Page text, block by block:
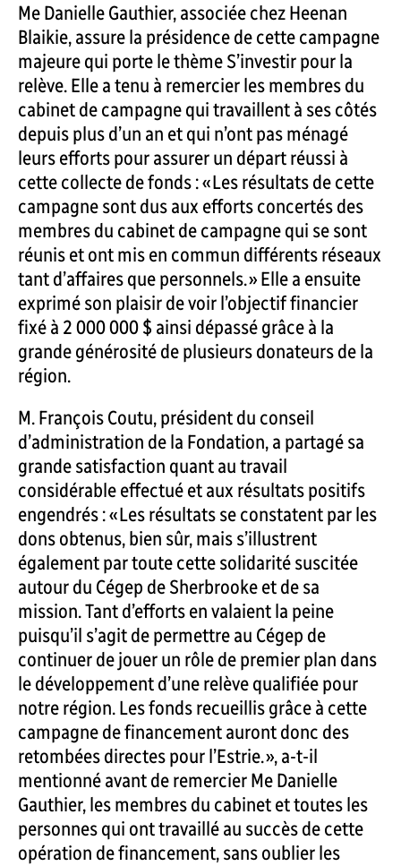
Me Danielle Gauthier, associée chez Heenan
Blaikie, assure la présidence de cette campagne
majeure qui porte le thème S’investir pour la
relève. Elle a tenu à remercier les membres du
cabinet de campagne qui travaillent à ses côtés
depuis plus d’un an et qui n’ont pas ménagé
leurs efforts pour assurer un départ réussi à
cette collecte de fonds : « Les résultats de cette
campagne sont dus aux efforts concertés des
membres du cabinet de campagne qui se sont
réunis et ont mis en commun différents réseaux
tant d’affaires que personnels. » Elle a ensuite
exprimé son plaisir de voir l’objectif financier
fixé à 2 000 000 $ ainsi dépassé grâce à la
grande générosité de plusieurs donateurs de la
région.
M. François Coutu, président du conseil
d’administration de la Fondation, a partagé sa
grande satisfaction quant au travail
considérable effectué et aux résultats positifs
engendrés : « Les résultats se constatent par les
dons obtenus, bien sûr, mais s’illustrent
également par toute cette solidarité suscitée
autour du Cégep de Sherbrooke et de sa
mission. Tant d’efforts en valaient la peine
puisqu’il s’agit de permettre au Cégep de
continuer de jouer un rôle de premier plan dans
le développement d’une relève qualifiée pour
notre région. Les fonds recueillis grâce à cette
campagne de financement auront donc des
retombées directes pour l’Estrie. », a-t-il
mentionné avant de remercier Me Danielle
Gauthier, les membres du cabinet et toutes les
personnes qui ont travaillé au succès de cette
opération de financement, sans oublier les